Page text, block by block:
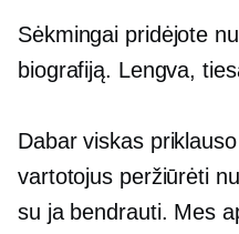
Sėkmingai pridėjote
biografiją. Lengva,
Dabar viskas
vartotojus peržiūrėti
su ja bendrauti. Mes